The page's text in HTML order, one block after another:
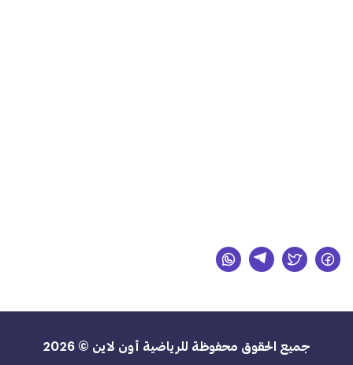
جميع الحقوق محفوظة للرياضية أون لاين © 2026